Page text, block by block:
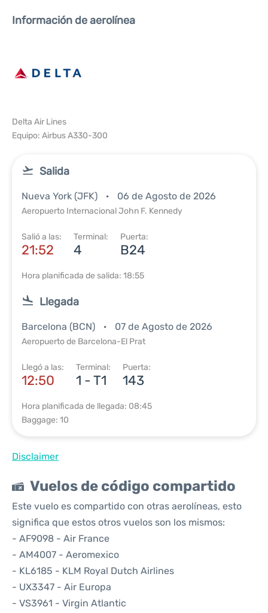
Información de aerolínea
Delta Air Lines
Equipo: Airbus A330-300
Salida
Nueva York (JFK) 06 de Agosto de 2026
Aeropuerto Internacional John F. Kennedy
Salió a las:
21:52
Terminal:
4
Puerta:
B24
Hora planificada de salida: 18:55
Llegada
Barcelona (BCN) 07 de Agosto de 2026
Aeropuerto de Barcelona-El Prat
Llegó a las:
12:50
Terminal:
1 - T1
Puerta:
143
Hora planificada de llegada: 08:45
Baggage: 10
Disclaimer
Vuelos de código compartido
Este vuelo es compartido con otras aerolíneas, esto
significa que estos otros vuelos son los mismos:
- AF9098 - Air France
- AM4007 - Aeromexico
- KL6185 - KLM Royal Dutch Airlines
- UX3347 - Air Europa
- VS3961 - Virgin Atlantic